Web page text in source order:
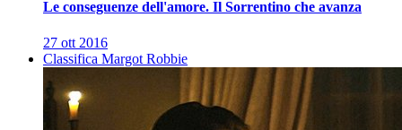
Le conseguenze dell'amore. Il Sorrentino che avanza
27 ott 2016
Classifica Margot Robbie